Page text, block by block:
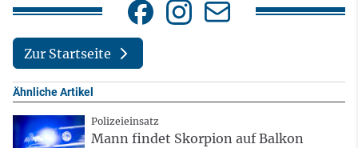
Zur Startseite
Ähnliche Artikel
Polizeieinsatz
Mann findet Skorpion auf Balkon